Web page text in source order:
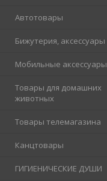
Автотовары
Бижутерия, аксессуары
Мобильные аксессуары
Товары для домашних
животных
Товары телемагазина
Канцтовары
ГИГИЕНИЧЕСКИЕ ДУШИ